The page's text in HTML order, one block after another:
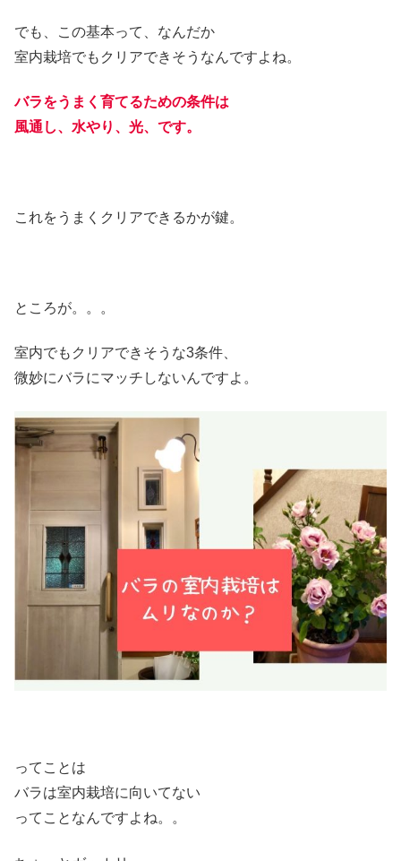
でも、この基本って、なんだか
室内栽培でもクリアできそうなんですよね。
バラをうまく育てるための条件は
風通し、水やり、光、です。
これをうまくクリアできるかが鍵。
ところが。。。
室内でもクリアできそうな3条件、
微妙にバラにマッチしないんですよ。
ってことは
バラは室内栽培に向いてない
ってことなんですよね。。